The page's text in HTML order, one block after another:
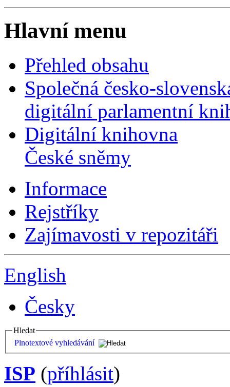
Hlavní menu
Přehled obsahu
Společná česko-
digitální parlamentní
Digitální knihovna
České sněmy
Informace
Rejstříky
Zajímavosti v repozitáři
English
Česky
Hledat
Plnotextové vyhledávání
ISP (příhlásit)